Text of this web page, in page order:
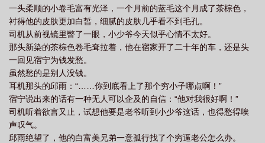
出门，临别前在他的脸上落下一个吻：“老公你要上班加油哦，我在
家里等你。”等他的龙傲天老公功成名就，看谁还敢笑他没眼光！*萧
总在圈内绝对是个传奇。从一穷二白到商界新贵不过短短几年，更
是摇身一变成世家萧家的掌门人。宿宁扬眉吐气，看到萧今栩在财
经采访上夸奖自己，美滋滋地把相关内容发朋友圈：我也没那么好
～[害羞]萧今栩抱着他：“胡说，没有宝宝哪来的我的今天。”系统看
着原本八年要完成的任务被缩短到四年完成，感叹：“宿主，你真
拼。”萧今栩：不拼怎么养老婆？排雷受很娇妻。双洁双初恋，he。
无快穿元素，任何不合理的剧情默认我的私设。小情侣不拆不逆1v1
身心皆是彼此。
一头柔顺的小卷毛富有光泽，一个月前的蓝毛这个月成了茶棕色，
衬得他的皮肤更加白皙，细腻的皮肤几乎看不到毛孔。
司机从前视镜里瞥了一眼，小少爷今天似乎心情不太好。
那头新染的茶棕色卷毛耷拉着，他在宿家开了二十年的车，还是头
一回见宿宁为钱发愁。
虽然愁的是别人没钱。
耳机那头的邱雨：“……你到底看上了那个穷小子哪点啊！”
宿宁说出来的话有一种无人可以企及的自信：“他对我很好啊！”
司机听着欲言又止，试想他要是老爷听到小少爷这话，也得愁得唉
声叹气。
邱雨绝望了，他的白富美兄弟一意孤行找了个穷逼老公怎么办。